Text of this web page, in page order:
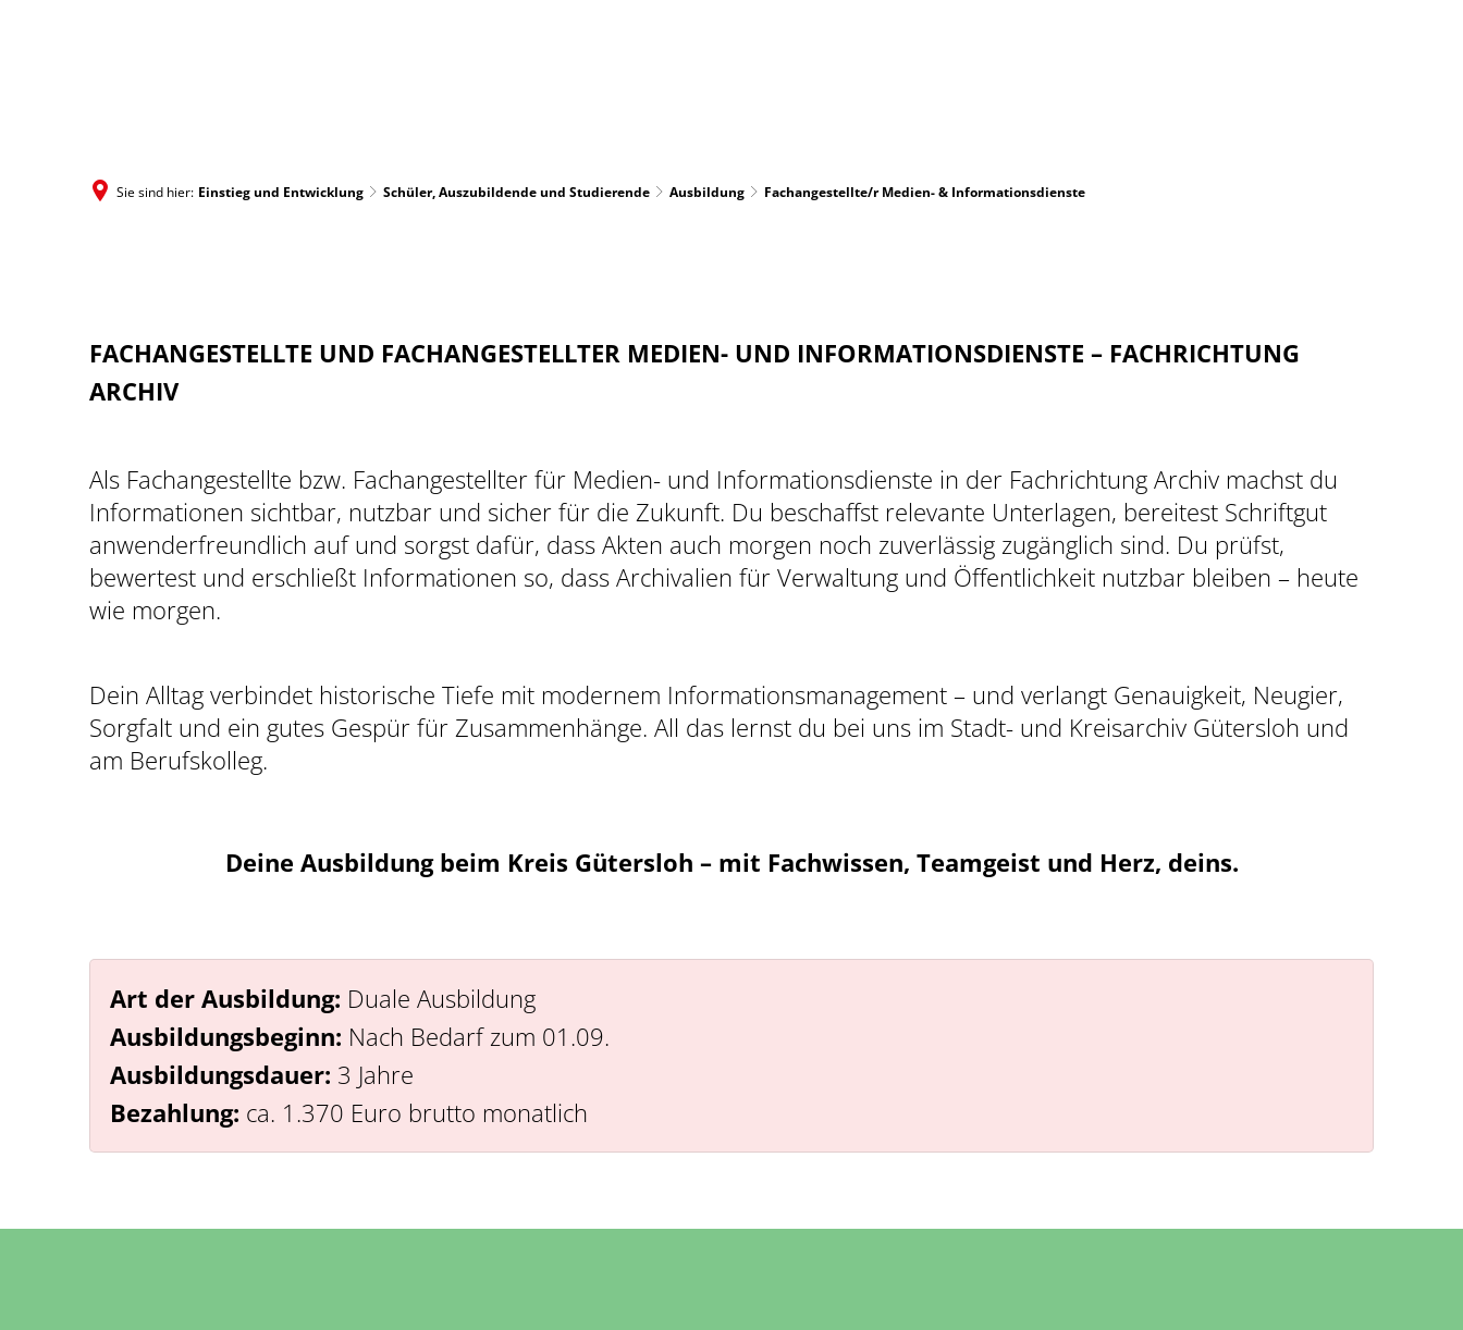
Sie sind hier: Einstieg und Entwicklung Schüler, Auszubildende und Studierende Ausbildung Fachangestellte/r Medien- & Informationsdienste
FACHANGESTELLTE UND FACHANGESTELLTER MEDIEN- UND INFORMATIONSDIENSTE – FACHRICHTUNG
ARCHIV
Als Fachangestellte bzw. Fachangestellter für Medien- und Informationsdienste in der Fachrichtung Archiv machst du
Informationen sichtbar, nutzbar und sicher für die Zukunft. Du beschaffst relevante Unterlagen, bereitest Schriftgut
anwenderfreundlich auf und sorgst dafür, dass Akten auch morgen noch zuverlässig zugänglich sind. Du prüfst,
bewertest und erschließt Informationen so, dass Archivalien für Verwaltung und Öffentlichkeit nutzbar bleiben – heute
wie morgen.
Dein Alltag verbindet historische Tiefe mit modernem Informationsmanagement – und verlangt Genauigkeit, Neugier,
Sorgfalt und ein gutes Gespür für Zusammenhänge. All das lernst du bei uns im Stadt- und Kreisarchiv Gütersloh und
am Berufskolleg.
Deine Ausbildung beim Kreis Gütersloh – mit Fachwissen, Teamgeist und Herz, deins.
Art der Ausbildung: Duale Ausbildung
Ausbildungsbeginn: Nach Bedarf zum 01.09.
Ausbildungsdauer: 3 Jahre
Bezahlung: ca. 1.370 Euro brutto monatlich